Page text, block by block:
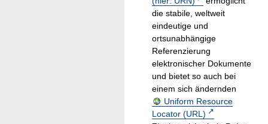
die stabile, weltweit
eindeutige und
ortsunabhängige
Referenzierung
elektronischer Dokumente
und bietet so auch bei
einem sich ändernden
Uniform Resource
Locator (URL)